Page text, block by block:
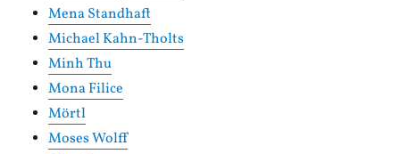
Mena Standhaft
Michael Kahn-Tholts
Minh Thu
Mona Filice
Mörtl
Moses Wolff